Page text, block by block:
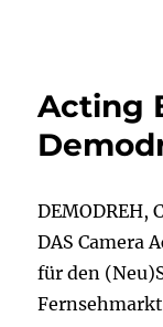
Acting
DEMODREH,
DAS Camera
für den